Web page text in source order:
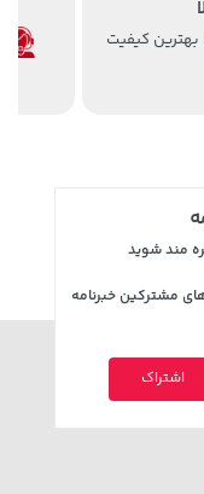
تومان
کیفیت
مند شوید
مشترکین خبرنامه
اشتراک